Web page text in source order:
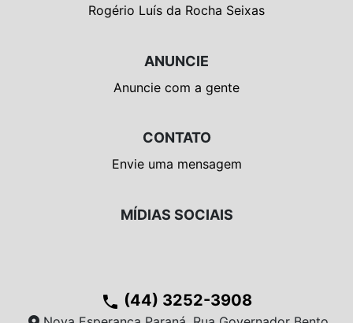
Rogério Luís da Rocha Seixas
ANUNCIE
Anuncie com a gente
CONTATO
Envie uma mensagem
MÍDIAS SOCIAIS
phone (44) 3252-3908